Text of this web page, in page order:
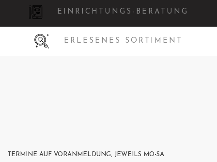
EINRICHTUNGS-BERATUNG
ERLESENES SORTIMENT
TERMINE AUF VORANMELDUNG, JEWEILS MO-SA